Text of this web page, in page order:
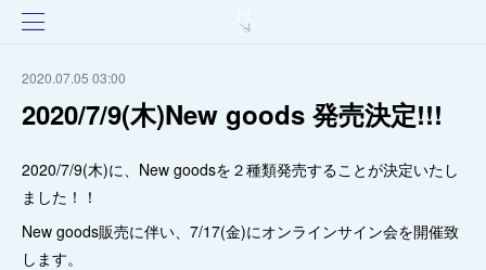
2020.07.05 03:00
2020/7/9(木)New goods 発売決定!!!
2020/7/9(木)に、New goodsを２種類発売することが決定いたし
ました！！
New goods販売に伴い、7/17(金)にオンラインサイン会を開催致
します。